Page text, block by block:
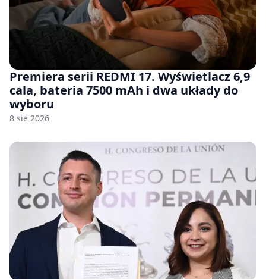
Premiera serii REDMI 17. Wyświetlacz 6,9
cala, bateria 7500 mAh i dwa układy do
wyboru
8 sie 2026